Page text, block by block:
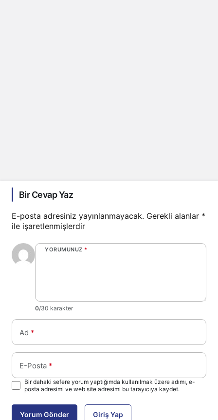
Bir Cevap Yaz
E-posta adresiniz yayınlanmayacak. Gerekli alanlar *
ile işaretlenmişlerdir
YORUMUNUZ *
0/30 karakter
Ad *
E-Posta *
Bir dahaki sefere yorum yaptığımda kullanılmak üzere adımı, e-
posta adresimi ve web site adresimi bu tarayıcıya kaydet.
Yorum Gönder Giriş Yap